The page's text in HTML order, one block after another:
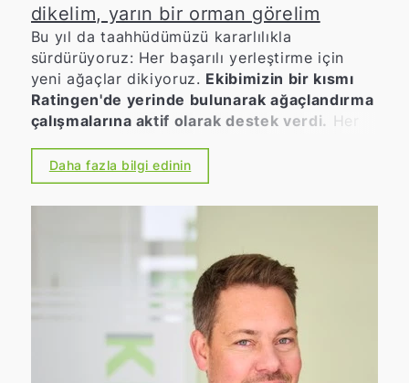
dikelim, yarın bir orman görelim
Bu yıl da taahhüdümüzü kararlılıkla
sürdürüyoruz: Her başarılı yerleştirme için
yeni ağaçlar dikiyoruz. Ekibimizin bir kısmı
Ratingen'de yerinde bulunarak ağaçlandırma
çalışmalarına aktif olarak destek verdi. Her
dikmelidir. Sürdürülebilirliğe ve çevre bilincine
büyük önem veren bir şirket olarak, aktif
olarak katkıda bulunmak istiyoruz. Çünkü
kalite, deneyim, memnun müşteriler – ve iyi
hissetmek – bizim için birbirinden ayrılamaz
bir bütün oluşturur. Bu sadece günlük işlerimiz
için değil, aynı zamanda çevre ve iklim
koruma için de geçerlidir. 👉 Bu nedenle,
ortağımız PLANT-MY-TREE® ile birlikte,
aracılık ettiğimiz her sözleşme için yeni bir
ağaç dikiyoruz.
Daha fazla bilgi edinin